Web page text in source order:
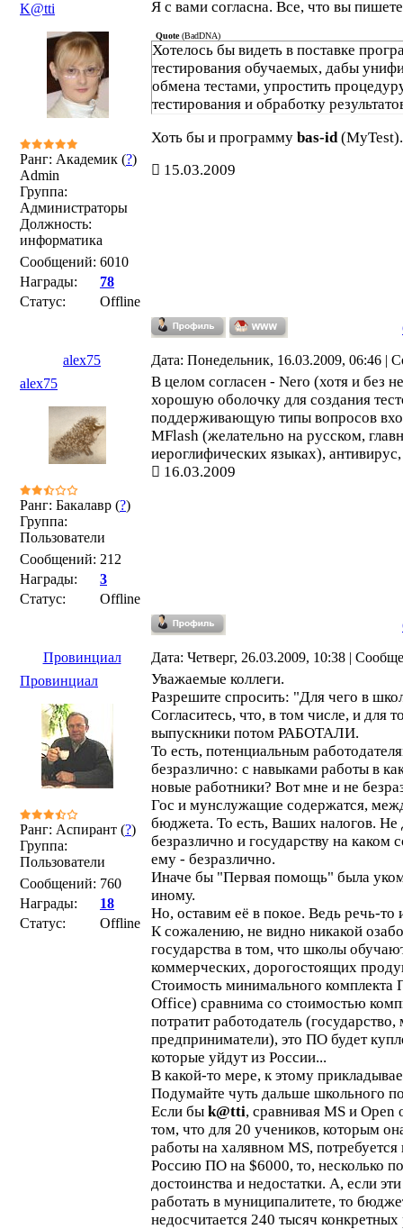
K@tti
Ранг: Академик (?)
Admin
Группа:
Администраторы
Должность:
информатика
Сообщений: 6010
Награды:
78
Статус:
Offline
Я с вами согласна. Все, что вы
Quote(BadDNA)
Хотелось бы видеть в поставке
тестирования обучаемых, дабы
обмена тестами, упростить
тестирования и обработку
Хоть бы и программу bas-id(MyTest).
15.03.2009
alex75
Дата: Понедельник, 16.03.2009, 06:46 |
alex75
Ранг: Бакалавр (?)
Группа:
Пользователи
Сообщений: 212
Награды:
3
Статус:
Offline
В целом согласен - Nero (хотя и без
хорошую оболочку для создания
поддерживающую типы вопросов
MFlash (желательно на русском,
иероглифических языках),
16.03.2009
Провинциал
Дата: Четверг, 26.03.2009, 10:38 |
Провинциал
Ранг: Аспирант (?)
Группа:
Пользователи
Сообщений: 760
Награды:
18
Статус:
Offline
Уважаемые коллеги.
Разрешите спросить: "Для чего в
Согласитесь, что, в том числе, и для
выпускники потом РАБОТАЛИ.
То есть, потенциальным
безразлично: с навыками работы в
новые работники? Вот мне и не
Гос и мунслужащие содержатся,
бюджета. То есть, Ваших налогов.
безразлично и государству на каком
ему - безразлично.
Иначе бы "Первая помощь" была
иному.
Но, оставим её в покое. Ведь речь-
К сожалению, не видно никакой
государства в том, что школы
коммерческих, дорогостоящих
Стоимость минимального
Office) сравнима со стоимостью
потратит работодатель
предприниматели), это ПО будет
которые уйдут из России...
В какой-то мере, к этому
Подумайте чуть дальше школьного
Если бы k@tti, сравнивая MS и
том, что для 20 учеников, которым
работы на халявном MS,
Россию ПО на $6000, то, несколько
достоинства и недостатки. А, если
работать в муниципалитете, то
недосчитается 240 тысяч конкретных